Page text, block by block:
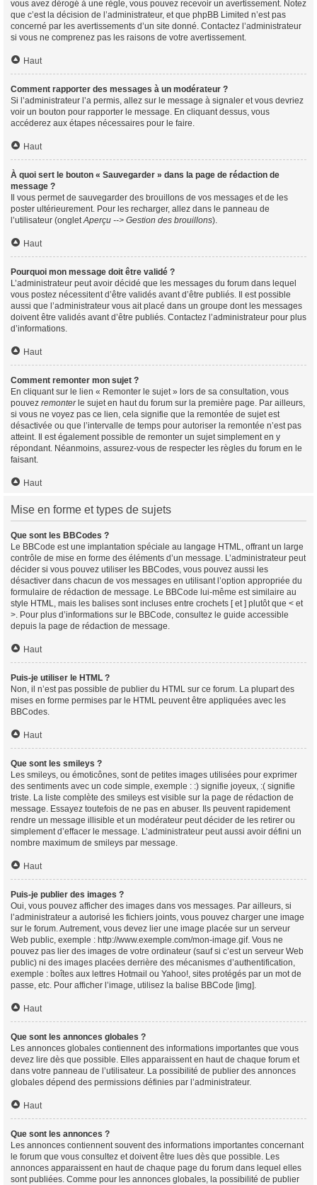
vous avez dérogé à une règle, vous pouvez recevoir un avertissement. Notez
que c’est la décision de l’administrateur, et que phpBB Limited n’est pas
concerné par les avertissements d’un site donné. Contactez l’administrateur
si vous ne comprenez pas les raisons de votre avertissement.
Haut
Comment rapporter des messages à un modérateur ?
Si l’administrateur l’a permis, allez sur le message à signaler et vous devriez
voir un bouton pour rapporter le message. En cliquant dessus, vous
accéderez aux étapes nécessaires pour le faire.
Haut
À quoi sert le bouton « Sauvegarder » dans la page de rédaction de
message ?
Il vous permet de sauvegarder des brouillons de vos messages et de les
poster ultérieurement. Pour les recharger, allez dans le panneau de
l’utilisateur (ongletAperçu --> Gestion des brouillons).
Haut
Pourquoi mon message doit être validé ?
L’administrateur peut avoir décidé que les messages du forum dans lequel
vous postez nécessitent d’être validés avant d’être publiés. Il est possible
aussi que l’administrateur vous ait placé dans un groupe dont les messages
doivent être validés avant d’être publiés. Contactez l’administrateur pour plus
d’informations.
Haut
Comment remonter mon sujet ?
En cliquant sur le lien « Remonter le sujet » lors de sa consultation, vous
pouvez remonterle sujet en haut du forum sur la première page. Par ailleurs,
si vous ne voyez pas ce lien, cela signifie que la remontée de sujet est
désactivée ou que l’intervalle de temps pour autoriser la remontée n’est pas
atteint. Il est également possible de remonter un sujet simplement en y
répondant. Néanmoins, assurez-vous de respecter les règles du forum en le
faisant.
Haut
Mise en forme et types de sujets
Que sont les BBCodes ?
Le BBCode est une implantation spéciale au langage HTML, offrant un large
contrôle de mise en forme des éléments d’un message. L’administrateur peut
décider si vous pouvez utiliser les BBCodes, vous pouvez aussi les
désactiver dans chacun de vos messages en utilisant l’option appropriée du
formulaire de rédaction de message. Le BBCode lui-même est similaire au
style HTML, mais les balises sont incluses entre crochets [ et ] plutôt que < et
>. Pour plus d’informations sur le BBCode, consultez le guide accessible
depuis la page de rédaction de message.
Haut
Puis-je utiliser le HTML ?
Non, il n’est pas possible de publier du HTML sur ce forum. La plupart des
mises en forme permises par le HTML peuvent être appliquées avec les
BBCodes.
Haut
Que sont les smileys ?
Les smileys, ou émoticônes, sont de petites images utilisées pour exprimer
des sentiments avec un code simple, exemple : :) signifie joyeux, :( signifie
triste. La liste complète des smileys est visible sur la page de rédaction de
message. Essayez toutefois de ne pas en abuser. Ils peuvent rapidement
rendre un message illisible et un modérateur peut décider de les retirer ou
simplement d’effacer le message. L’administrateur peut aussi avoir défini un
nombre maximum de smileys par message.
Haut
Puis-je publier des images ?
Oui, vous pouvez afficher des images dans vos messages. Par ailleurs, si
l’administrateur a autorisé les fichiers joints, vous pouvez charger une image
sur le forum. Autrement, vous devez lier une image placée sur un serveur
Web public, exemple : http://www.exemple.com/mon-image.gif. Vous ne
pouvez pas lier des images de votre ordinateur (sauf si c’est un serveur Web
public) ni des images placées derrière des mécanismes d’authentification,
exemple : boîtes aux lettres Hotmail ou Yahoo!, sites protégés par un mot de
passe, etc. Pour afficher l’image, utilisez la balise BBCode [img].
Haut
Que sont les annonces globales ?
Les annonces globales contiennent des informations importantes que vous
devez lire dès que possible. Elles apparaissent en haut de chaque forum et
dans votre panneau de l’utilisateur. La possibilité de publier des annonces
globales dépend des permissions définies par l’administrateur.
Haut
Que sont les annonces ?
Les annonces contiennent souvent des informations importantes concernant
le forum que vous consultez et doivent être lues dès que possible. Les
annonces apparaissent en haut de chaque page du forum dans lequel elles
sont publiées. Comme pour les annonces globales, la possibilité de publier